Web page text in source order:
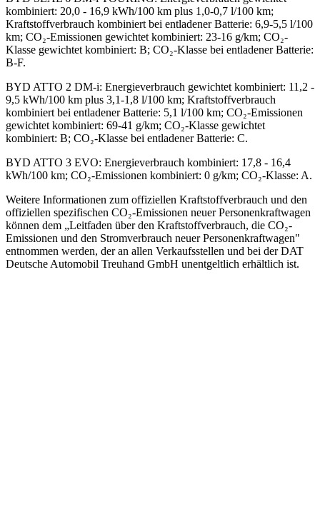
kombiniert: 20,0 - 16,9 kWh/100 km plus 1,0-0,7 l/100 km;
Kraftstoffverbrauch kombiniert bei entladener Batterie: 6,9-5,5 l/100
km; CO₂-Emissionen gewichtet kombiniert: 23-16 g/km; CO₂-
Klasse gewichtet kombiniert: B; CO₂-Klasse bei entladener Batterie:
B-F.
BYD ATTO 2 DM-i: Energieverbrauch gewichtet kombiniert: 11,2 -
9,5 kWh/100 km plus 3,1-1,8 l/100 km; Kraftstoffverbrauch
kombiniert bei entladener Batterie: 5,1 l/100 km; CO₂-Emissionen
gewichtet kombiniert: 69-41 g/km; CO₂-Klasse gewichtet
kombiniert: B; CO₂-Klasse bei entladener Batterie: C.
BYD ATTO 3 EVO: Energieverbrauch kombiniert: 17,8 - 16,4
kWh/100 km; CO₂-Emissionen kombiniert: 0 g/km; CO₂-Klasse: A.
Weitere Informationen zum offiziellen Kraftstoffverbrauch und den
offiziellen spezifischen CO₂-Emissionen neuer Personenkraftwagen
können dem „Leitfaden über den Kraftstoffverbrauch, die CO₂-
Emissionen und den Stromverbrauch neuer Personenkraftwagen"
entnommen werden, der an allen Verkaufsstellen und bei der DAT
Deutsche Automobil Treuhand GmbH unentgeltlich erhältlich ist.